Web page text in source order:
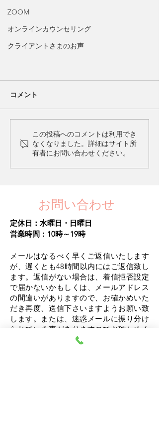
ZOOM
オンラインカウンセリング
クライアントさまのお声
コメント
この投稿へのコメントは利用でき
なくなりました。詳細はサイト所
有者にお問い合わせください。
お問い合わせ
定休日：水曜日・日曜日​
営業時間：10時～19時
メールはなるべく早くご返信いたします
が、遅くとも48時間以内にはご返信致し
ます。 返信がない場合は、着信拒否設定
で届かないかもしくは、メールアドレス
の間違いがありますので、お確かめいた
だき再度、送信下さいますようお願い致
します。または、迷惑メールに振り分け
られている事がありますのでお確かめく